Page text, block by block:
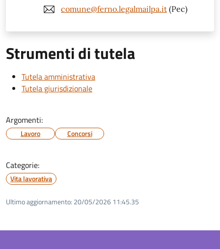
comune@ferno.legalmailpa.it (Pec)
Strumenti di tutela
Tutela amministrativa
Tutela giurisdizionale
Argomenti:
Lavoro Concorsi
Categorie:
Vita lavorativa
Ultimo aggiornamento: 20/05/2026 11:45.35